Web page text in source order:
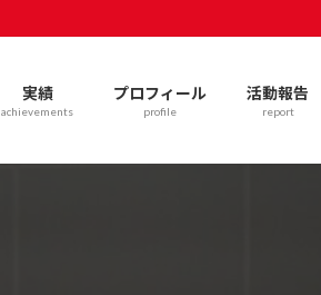
実績
achievements
プロフィール
profile
活動報告
report